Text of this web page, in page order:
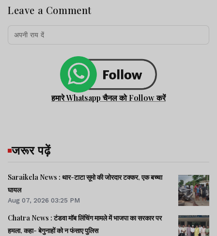
Leave a Comment
हमारे Whatsapp चैनल को Follow करें
जरूर पढ़ें
Saraikela News : थार-टाटा सूमो की जोरदार टक्कर, एक बच्चा
घायल
Aug 07, 2026 03:25 PM
Chatra News : टंडवा मॉब लिंचिंग मामले में भाजपा का सरकार पर
हमला, कहा- बेगुनाहों को न फंसाए पुलिस